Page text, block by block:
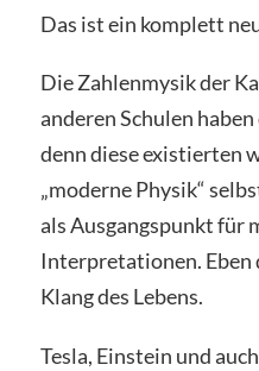
Das ist ein komplett
Die Zahlenmysik der
anderen Schulen
denn diese existierten
„moderne Physik“
als Ausgangspunkt für
Interpretationen. Eben
Klang des Lebens.
Tesla, Einstein und